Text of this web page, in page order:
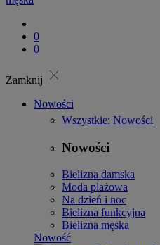
0
0
Zamknij close
Nowości
Wszystkie: Nowości
Nowości
Bielizna damska
Moda plażowa
Na dzień i noc
Bielizna funkcyjna
Bielizna męska
Nowość